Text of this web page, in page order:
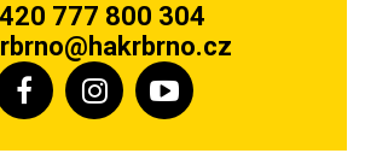
777 800 304